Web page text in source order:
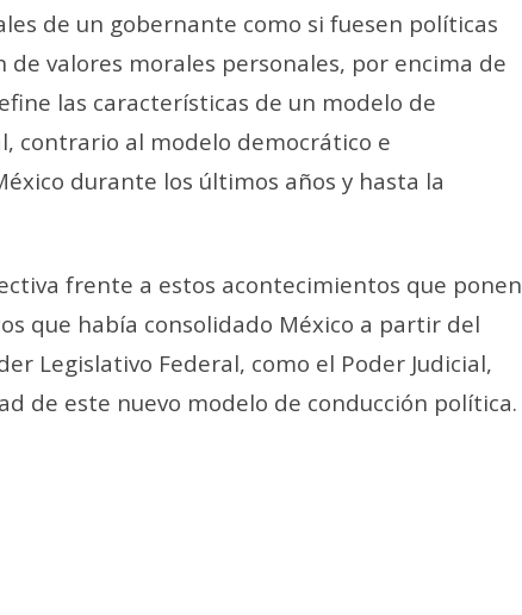
de un gobernante como si fuesen políticas
de valores morales personales, por encima de
las características de un modelo de
contrario al modelo democrático e
durante los últimos años y hasta la
frente a estos acontecimientos que ponen
que había consolidado México a partir del
Legislativo Federal, como el Poder Judicial,
de este nuevo modelo de conducción política.